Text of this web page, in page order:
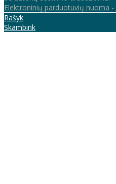
Elektroninių parduotuvių nuoma -
Rašyk
Skambink